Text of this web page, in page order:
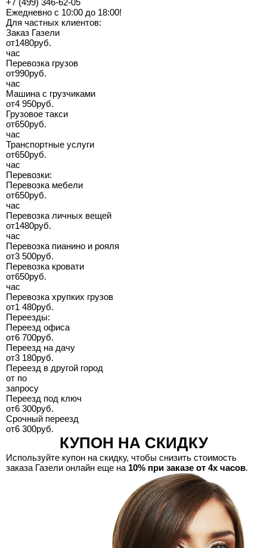
+7 (499) 346-62-05
Ежедневно с 10:00 до 18:00!
Для частных клиентов:
Заказ Газели
от1480руб.
час
Перевозка грузов
от990руб.
час
Машина с грузчиками
от4 950руб.
Грузовое такси
от650руб.
час
Транспортные услуги
от650руб.
час
Перевозки:
Перевозка мебели
от650руб.
час
Перевозка личных вещей
от1480руб.
час
Перевозка пианино и рояля
от3 500руб.
Перевозка кровати
от650руб.
час
Перевозка хрупких грузов
от1 480руб.
Переезды:
Переезд офиса
от6 700руб.
Переезд на дачу
от3 180руб.
Переезд в другой город
от по
запросу
Переезд под ключ
от6 300руб.
Срочный переезд
от6 300руб.
КУПОН НА СКИДКУ
Используйте купон на скидку, чтобы снизить стоимость
заказа Газели онлайн еще на 10% при заказе от 4х часов.